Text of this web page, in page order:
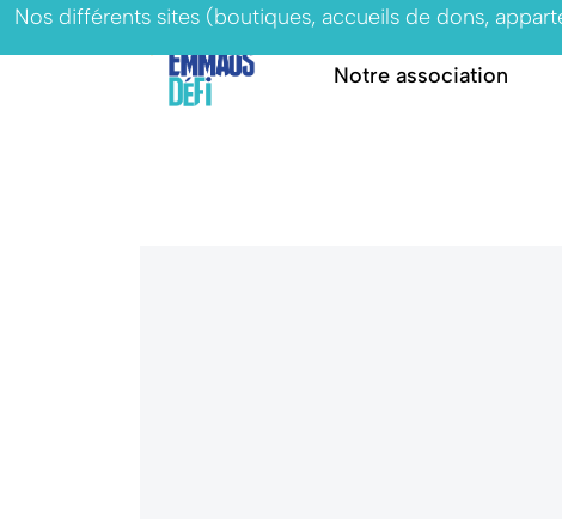
Nos différents sites (boutiques, accueils de dons,
Notre association